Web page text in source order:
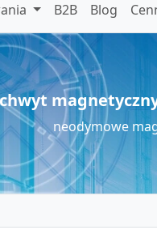
B2B Blog
neodymowe